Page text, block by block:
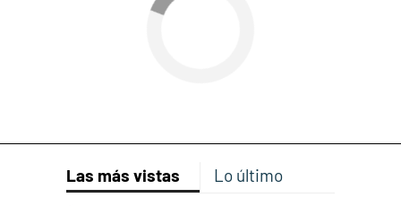
Las más vistas Lo último